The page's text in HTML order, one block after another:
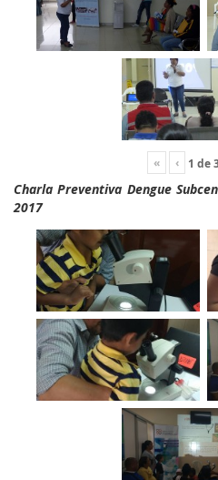
« ‹ 1 de
Charla Preventiva Dengue
2017